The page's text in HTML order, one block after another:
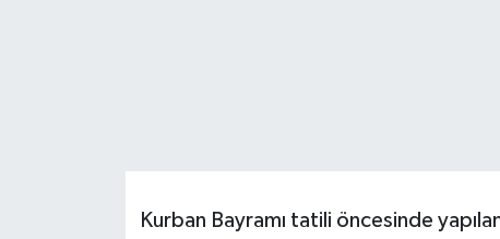
Kurban Bayramı tatili öncesinde